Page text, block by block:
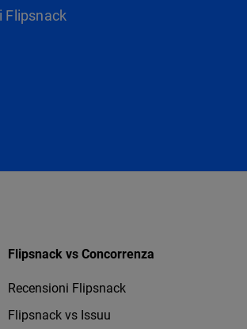
Flipsnack
Flipsnack vs Concorrenza
Recensioni Flipsnack
Flipsnack vs Issuu